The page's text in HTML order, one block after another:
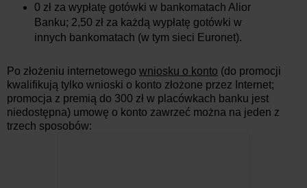
0 zł za wypłatę gotówki w bankomatach Alior
Banku; 2,50 zł za każdą wypłatę gotówki w
innych bankomatach (w tym sieci Euronet).
Po złożeniu internetowego wniosku o konto (do promocji
kwalifikują tylko wnioski o konto złożone przez Internet;
promocja z premią do 300 zł w placówkach banku jest
niedostępna) umowę o konto zawrzeć można na jeden z
trzech sposobów: